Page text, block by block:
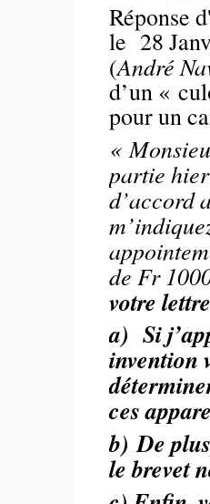
Réponse
le 28
(André
d’un «
pour un
«
partie
d’accord
de Fr
votre
a) Si
invention
ces
b)De
le brevet